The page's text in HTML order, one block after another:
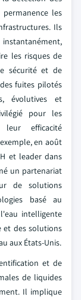
les
Ils
les risques de
sécurité et de
fuites pilotés
évolutives et
pour les
efficacité
en août
et leader dans
un partenariat
de solutions
basé au
intelligente
et des solutions
aux États-Unis.
et de
de liquides
Il implique